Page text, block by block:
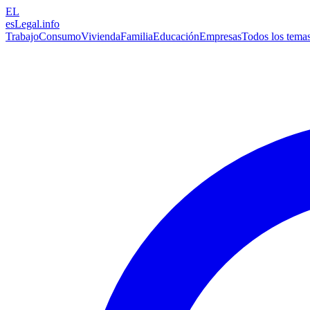
EL
esLegal.info
TrabajoConsumoViviendaFamiliaEducaciónEmpresasTodos los